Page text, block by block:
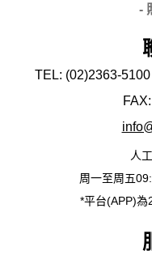
-
TEL: (02)2363-
人
周一至周五
*平台(APP)為